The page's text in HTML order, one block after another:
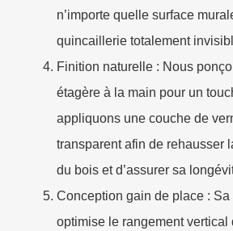
n’importe quelle surface
quincaillerie totalement
Finition naturelle : Nous
étagère à la main pour un
appliquons une couche de
transparent afin de rehausser
du bois et d’assurer sa
Conception gain de place : Sa
optimise le rangement vertical